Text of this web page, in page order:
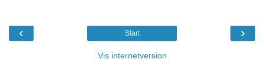
‹ ›
Start
Vis internetversion